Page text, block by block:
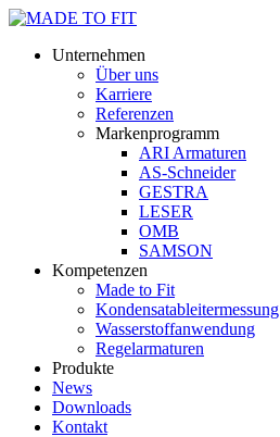
Unternehmen
Über uns
Karriere
Referenzen
Markenprogramm
ARI Armaturen
AS-Schneider
GESTRA
LESER
OMB
SAMSON
Kompetenzen
Made to Fit
Kondensat­ableiter­messung
Wasserstoff­anwendung
Regel­arma­turen
Produkte
News
Downloads
Kontakt